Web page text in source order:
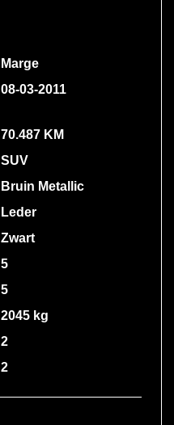
Marge
08-03-2011
70.487 KM
SUV
Bruin Metallic
Leder
Zwart
5
5
2045 kg
2
2